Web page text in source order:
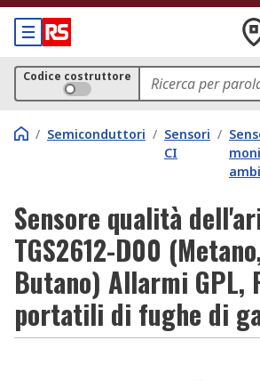
Codice costruttore
/ Semiconduttori / Sensori
CI
/
Sensore qualità
TGS2612-D00
Butano) Allarmi GPL,
portatili di fughe di